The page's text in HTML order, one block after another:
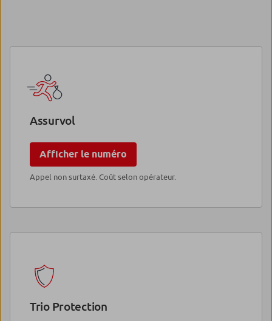
Assurvol
Afficher le numéro
Appel non surtaxé. Coût selon opérateur.
Trio Protection